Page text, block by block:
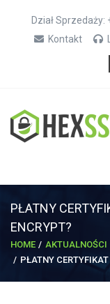
Dział
Kontakt
PŁATNY
ENCRYPT?
HOME
AKTUALNOŚCI
PŁATNY